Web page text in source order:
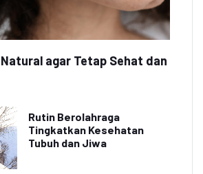
agar Tetap Sehat dan
Rutin Berolahraga
Tingkatkan Kesehatan
Tubuh dan Jiwa